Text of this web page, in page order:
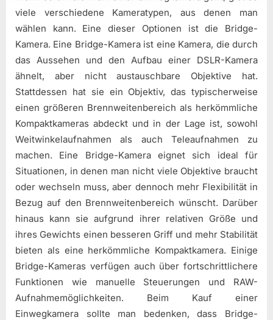
viele verschiedene Kameratypen, aus denen man
wählen kann. Eine dieser Optionen ist die Bridge-
Kamera. Eine Bridge-Kamera ist eine Kamera, die durch
das Aussehen und den Aufbau einer DSLR-Kamera
ähnelt, aber nicht austauschbare Objektive hat.
Stattdessen hat sie ein Objektiv, das typischerweise
einen größeren Brennweitenbereich als herkömmliche
Kompaktkameras abdeckt und in der Lage ist, sowohl
Weitwinkelaufnahmen als auch Teleaufnahmen zu
machen. Eine Bridge-Kamera eignet sich ideal für
Situationen, in denen man nicht viele Objektive braucht
oder wechseln muss, aber dennoch mehr Flexibilität in
Bezug auf den Brennweitenbereich wünscht. Darüber
hinaus kann sie aufgrund ihrer relativen Größe und
ihres Gewichts einen besseren Griff und mehr Stabilität
bieten als eine herkömmliche Kompaktkamera. Einige
Bridge-Kameras verfügen auch über fortschrittlichere
Funktionen wie manuelle Steuerungen und RAW-
Aufnahmemöglichkeiten. Beim Kauf einer
Einwegkamera sollte man bedenken, dass Bridge-